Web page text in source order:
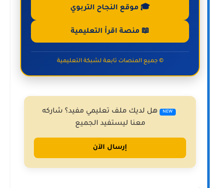
🎓 موقع النجاح التربوي
📖 منصة اقرأ التعليمية
© جميع المنصات تابعة لشبكة التعليمية
NEW
هل لديك ملف تعليمي مفيد؟ شاركه
معنا ليستفيد الجميع
إرسال الآن